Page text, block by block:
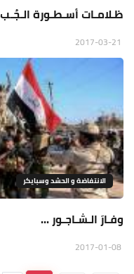
ظـلامـات أسـطـورة الـجُـب
الانتفاضة و الحشد وسبايكر
وفـارَ الـشـاجـور ...